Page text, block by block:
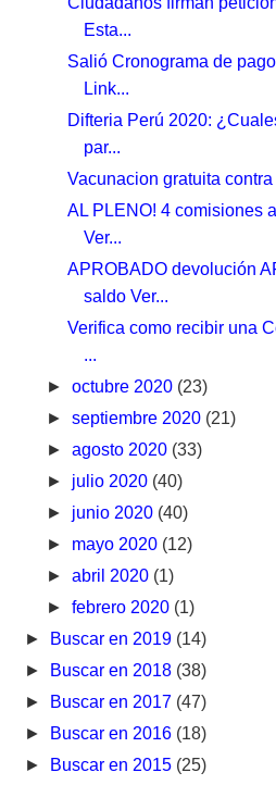
Esta...
Salió Cronograma de
Link...
Difteria Perú 2020:
par...
Vacunacion gratuita
AL PLENO! 4 comisiones
Ver...
APROBADO devolución
saldo Ver...
Verifica como recibir una
...
► octubre 2020 (23)
► septiembre 2020 (21)
► agosto 2020 (33)
► julio 2020 (40)
► junio 2020 (40)
► mayo 2020 (12)
► abril 2020 (1)
► febrero 2020 (1)
► Buscar en 2019 (14)
► Buscar en 2018 (38)
► Buscar en 2017 (47)
► Buscar en 2016 (18)
► Buscar en 2015 (25)